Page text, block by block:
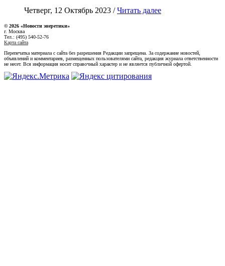
Четверг, 12 Октябрь 2023 /Читать далее
© 2026 «Новости энеретики»
г. Москва
Тел.: (495) 540-52-76
Карта сайта
Перепечатка материала с сайта без разрешения Редакции запрещена. За содержание новостей,
объявлений и комментариев, размещенных пользователями сайта, редакция журнала ответственности
не несет. Вся информация носит справочный характер и не является публичной офертой.